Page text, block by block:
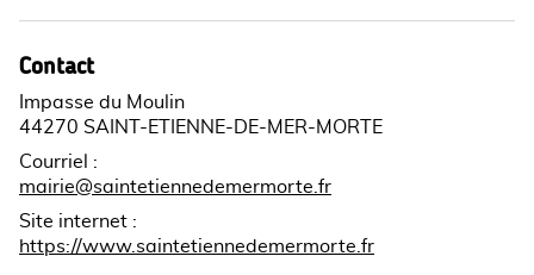
Contact
Impasse du Moulin
44270 SAINT-ETIENNE-DE-MER-MORTE
Courriel
:
mairie@saintetiennedemermorte.fr
Site internet :
https://www.saintetiennedemermorte.fr